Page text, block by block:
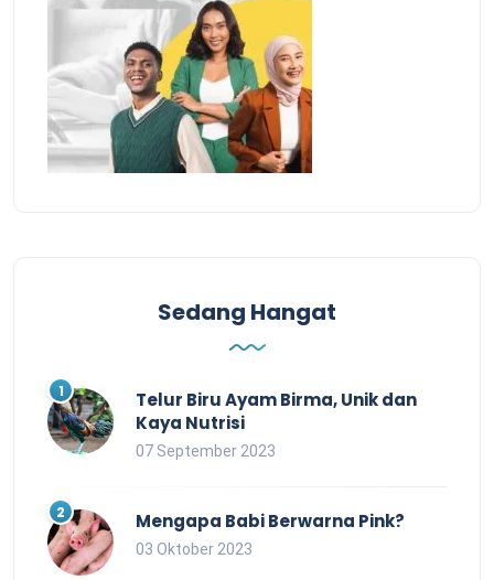
Sedang Hangat
Telur Biru Ayam Birma, Unik dan
Kaya Nutrisi
07 September 2023
Mengapa Babi Berwarna Pink?
03 Oktober 2023